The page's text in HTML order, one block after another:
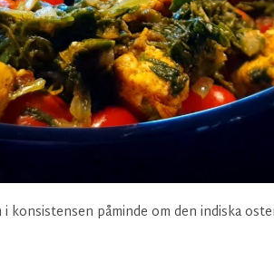
påminde om den indiska